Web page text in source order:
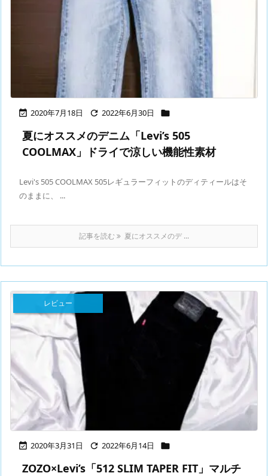
 2020年7月18日  2022年6月30日 
夏にオススメのデニム「Levi’s 505
COOLMAX」ドライで涼しい機能性素材
Levi's 505 COOLMAX 505レギュラーフィットのディティールはそ
のままに、 ...
記事を読む 夏にオススメのデ ...
 2020年3月31日  2022年6月14日 
レビュー
ZOZO×Levi’s「512 SLIM TAPER FIT」マルチ